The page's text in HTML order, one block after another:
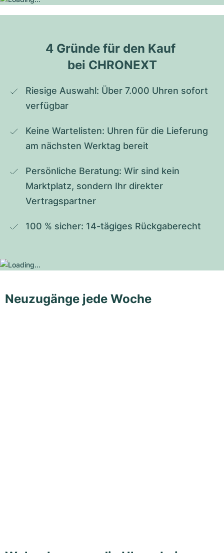
4 Gründe für den Kauf
bei CHRONEXT
Riesige Auswahl: Über 7.000 Uhren sofort
verfügbar
Keine Wartelisten: Uhren für die Lieferung
am nächsten Werktag bereit
Persönliche Beratung: Wir sind kein
Marktplatz, sondern Ihr direkter
Vertragspartner
100 % sicher: 14-tägiges Rückgaberecht
Neuzugänge jede Woche